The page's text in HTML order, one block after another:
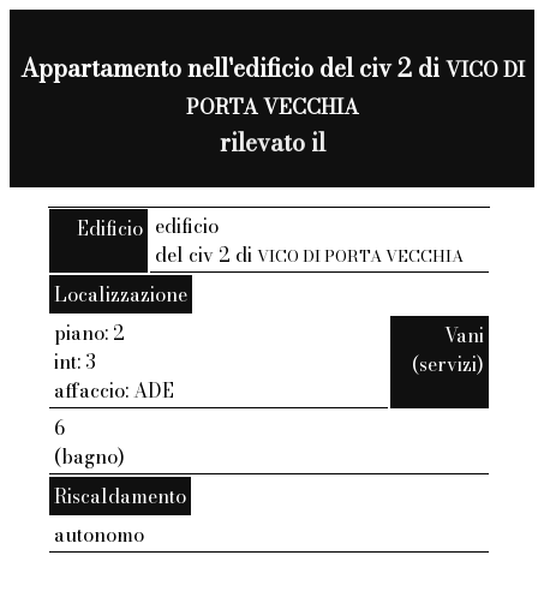
Appartamento nell'edificio del civ 2 diVICO DI
PORTA VECCHIA
rilevato il
Edificio edificio
del civ 2 di VICO DI PORTA VECCHIA
Localizzazione
piano: 2
int: 3
affaccio: ADE
Vani
(servizi)
6
(bagno)
Riscaldamento
autonomo